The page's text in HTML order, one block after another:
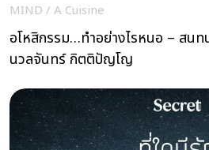
MIND / A Cuisine
อโหสิกรรม…ทำอย่างไรหนอ – สนท
นวลจันทร์ กิตติปัญโญ